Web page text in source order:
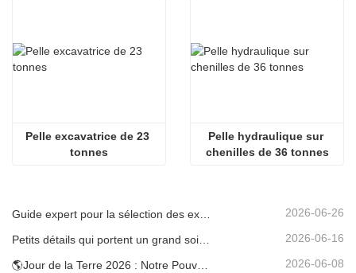
Pelle excavatrice de 23
tonnes
Pelle hydraulique sur
chenilles de 36 tonnes
2026-06-26
2026-06-16
🌎Jour de la Terre 2026 : Notre Pouvoir, Notre Planète — Atteindre une Construction Bas Carbone avec les Mini-pelles Carter 2026-06-08